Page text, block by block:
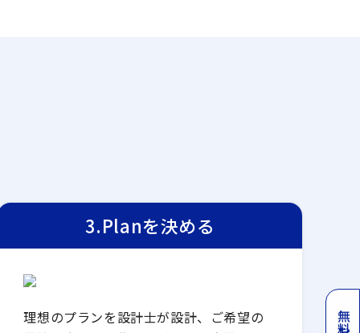
3.Planを決める
理想のプランを設計士が設計、ご希望の